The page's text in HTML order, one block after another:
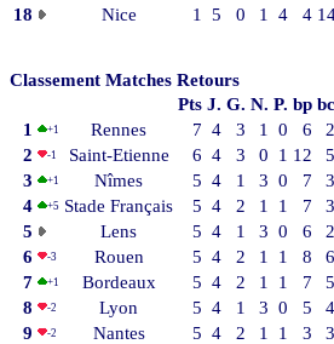
18
Nice 1 5 0 1 4 4
Classement Matches Retours
Pts J. G. N. P. bp bc
1
+1 Rennes 7 4 3 1 0 6 2
2
-1 Saint-Etienne 6 4 3 0 1 12 5
3
+1 Nîmes 5 4 1 3 0 7 3
4
+5 Stade Français 5 4 2 1 1 7 3
5
Lens 5 4 1 3 0 6 2
6
-3 Rouen 5 4 2 1 1 8 6
7
+1 Bordeaux 5 4 2 1 1 7 5
8
-2 Lyon 5 4 1 3 0 5 4
9
-2 Nantes 5 4 2 1 1 3 3